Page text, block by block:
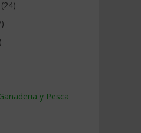
(24)
y Pesca